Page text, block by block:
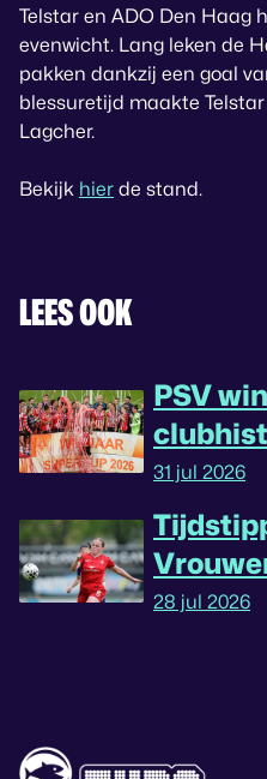
Telstar en ADO Den Haag
evenwicht. Lang leken de
pakken dankzij een goal
blessuretijd maakte
Lagcher.
Bekijk hier de stand.
LEES OOK
PSV
31 jul 2026
28 jul 2026